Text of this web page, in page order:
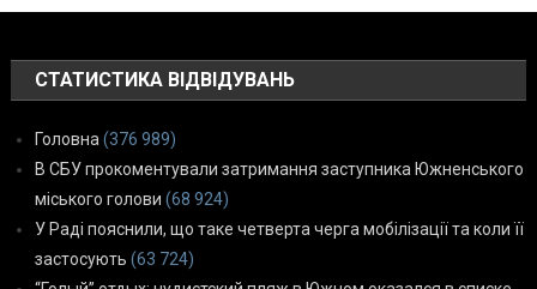
СТАТИСТИКА ВІДВІДУВАНЬ
Головна (376 989)
В СБУ прокоментували затримання заступника Южненського
міського голови (68 924)
У Раді пояснили, що таке четверта черга мобілізації та коли її
застосують (63 724)